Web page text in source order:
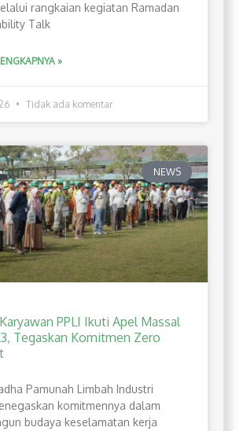
rangkaian kegiatan Ramadan
Talk
»
Tidak ada komentar
NEWS
PPLI Ikuti Apel Massal
Tegaskan Komitmen Zero
Pamunah Limbah Industri
komitmennya dalam
budaya keselamatan kerja